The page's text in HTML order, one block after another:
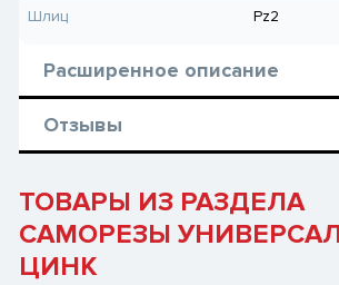
Шлиц Pz2
Расширенное описание
Отзывы
ТОВАРЫ ИЗ РАЗДЕЛА
САМОРЕЗЫ
ЦИНК